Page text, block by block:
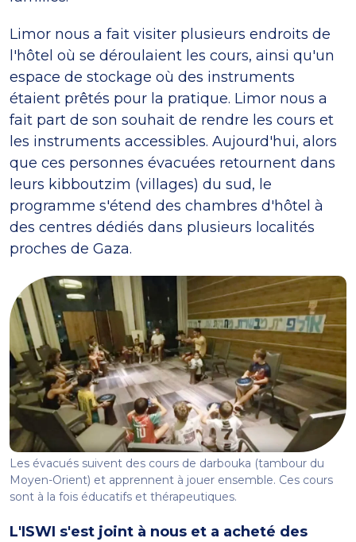
Limor nous a fait visiter plusieurs endroits de
l'hôtel où se déroulaient les cours, ainsi qu'un
espace de stockage où des instruments
étaient prêtés pour la pratique. Limor nous a
fait part de son souhait de rendre les cours et
les instruments accessibles. Aujourd'hui, alors
que ces personnes évacuées retournent dans
leurs kibboutzim (villages) du sud, le
programme s'étend des chambres d'hôtel à
des centres dédiés dans plusieurs localités
proches de Gaza.
Les évacués suivent des cours de darbouka (tambour du
Moyen-Orient) et apprennent à jouer ensemble. Ces cours
sont à la fois éducatifs et thérapeutiques.
L'ISWI s'est joint à nous et a acheté des